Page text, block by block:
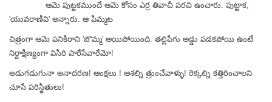
ఆమె పుట్టకముందే ఆమె కోసం ఎర్ర తివాచీ పరచి ఉంచారు. పుట్టాక,
'యువరాణివి' అన్నారు. ఆ పిమ్మట
చిత్రంగా ఆమె పనికిరాని 'బొమ్మ' అయిపోయింది. తల్లిపేగు అడ్డు పడకపోయి ఉంటే
నిర్దాక్షిణ్యంగా విసిరి పారేసేవారేమో!
అడుగడుగునా అనాదరణ! ఆంక్షలు ! ఆశల్ని త్రుంచేవాళ్ళు! రెక్కల్ని కత్తిరించాలని
చూసే పరిస్థితులు!